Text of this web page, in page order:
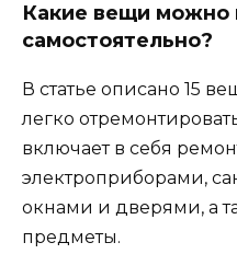
Какие вещи можно
самостоятельно?
В статье описано 15
легко
включает в себя
электроприборами,
окнами и дверями, а
предметы.